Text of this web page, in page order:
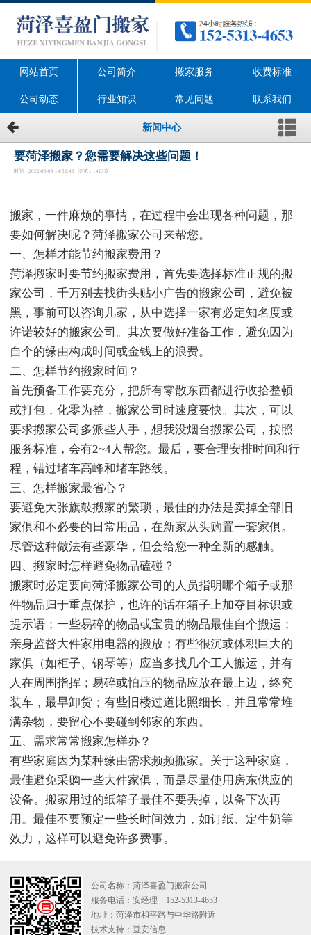
网站首页 公司简介 搬家服务 收费标准
公司动态 行业知识 常见问题 联系我们
新闻中心
要菏泽搬家？您需要解决这些问题！
时间：2022-03-09 14:52:46 浏览：1413次
搬家，一件麻烦的事情，在过程中会出现各种问题，那
要如何解决呢？菏泽搬家公司来帮您。
一、怎样才能节约搬家费用？
菏泽搬家时要节约搬家费用，首先要选择标准正规的搬
家公司，千万别去找街头贴小广告的搬家公司，避免被
黑，事前可以咨询几家，从中选择一家有必定知名度或
许诺较好的搬家公司。其次要做好准备工作，避免因为
自个的缘由构成时间或金钱上的浪费。
二、怎样节约搬家时间？
首先预备工作要充分，把所有零散东西都进行收拾整顿
或打包，化零为整，搬家公司时速度要快。其次，可以
要求搬家公司多派些人手，想我没烟台搬家公司，按照
服务标准，会有2~4人帮您。最后，要合理安排时间和行
程，错过堵车高峰和堵车路线。
三、怎样搬家最省心？
要避免大张旗鼓搬家的繁琐，最佳的办法是卖掉全部旧
家俱和不必要的日常用品，在新家从头购置一套家俱。
尽管这种做法有些豪华，但会给您一种全新的感触。
四、搬家时怎样避免物品磕碰？
搬家时必定要向菏泽搬家公司的人员指明哪个箱子或那
件物品归于重点保护，也许的话在箱子上加夺目标识或
提示语；一些易碎的物品或宝贵的物品最佳自个搬运；
亲身监督大件家用电器的搬放；有些很沉或体积巨大的
家俱（如柜子、钢琴等）应当多找几个工人搬运，并有
人在周围指挥；易碎或怕压的物品应放在最上边，终究
装车，最早卸货；有些旧楼过道比照细长，并且常常堆
满杂物，要留心不要碰到邻家的东西。
五、需求常常搬家怎样办？
有些家庭因为某种缘由需求频频搬家。关于这种家庭，
最佳避免采购一些大件家俱，而是尽量使用房东供应的
设备。搬家用过的纸箱子最佳不要丢掉，以备下次再
用。最佳不要预定一些长时间效力，如订纸、定牛奶等
效力，这样可以避免许多费事。
公司名称：菏泽喜盈门搬家公司
服务电话：安经理 152-5313-4653
地址：菏泽市和平路与中华路附近
技术支持： 亘安信息